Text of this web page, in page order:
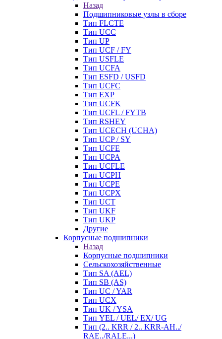
Назад
Подшипниковые узлы в сборе
Тип FLCTE
Тип UCC
Тип UP
Тип UCF / FY
Тип USFLE
Тип UCFA
Тип ESFD / USFD
Тип UCFC
Тип EXP
Тип UCFK
Тип UCFL / FYTB
Тип RSHEY
Тип UCECH (UCHA)
Тип UCP / SY
Тип UCFE
Тип UCPA
Тип UCFLE
Тип UCPH
Тип UCPE
Тип UCPX
Тип UCT
Тип UKF
Тип UKP
Другие
Корпусные подшипники
Назад
Корпусные подшипники
Сельскохозяйственные
Тип SA (AEL)
Тип SB (AS)
Тип UC / YAR
Тип UCX
Тип UK / YSA
Тип YEL / UEL/ EX/ UG
Тип (2.. KRR / 2.. KRR-AH../
RAE../RALE...)